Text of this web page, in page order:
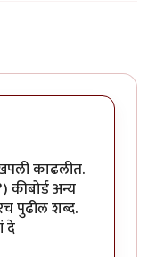
काढलीत.
कीबोर्ड अन्य
पुढील शब्द.
दे